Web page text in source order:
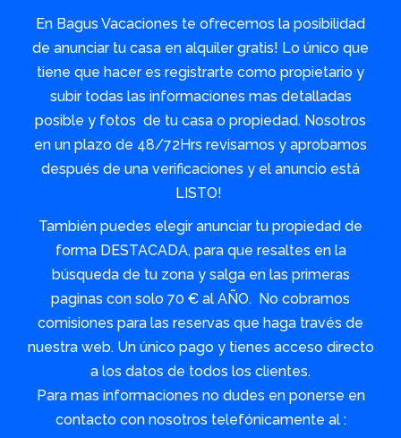
En Bagus Vacaciones te ofrecemos la posibilidad
de anunciar tu casa en alquiler gratis! Lo único que
tiene que hacer es registrarte como propietario y
subir todas las informaciones mas detalladas
posible y fotos de tu casa o propiedad. Nosotros
en un plazo de 48/72Hrs revisamos y aprobamos
después de una verificaciones y el anuncio está
LISTO!
También puedes elegir anunciar tu propiedad de
forma DESTACADA, para que resaltes en la
búsqueda de tu zona y salga en las primeras
paginas con solo 70 € al AÑO. No cobramos
comisiones para las reservas que haga través de
nuestra web. Un único pago y tienes acceso directo
a los datos de todos los clientes.
Para mas informaciones no dudes en ponerse en
contacto con nosotros telefónicamente al :